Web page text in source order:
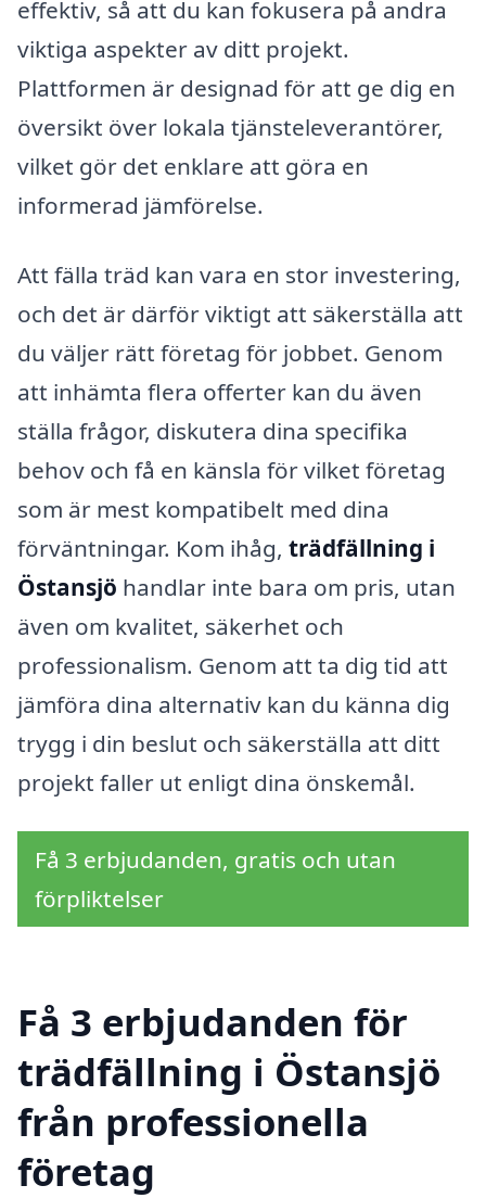
effektiv, så att du kan fokusera på andra
viktiga aspekter av ditt projekt.
Plattformen är designad för att ge dig en
översikt över lokala tjänsteleverantörer,
vilket gör det enklare att göra en
informerad jämförelse.
Att fälla träd kan vara en stor investering,
och det är därför viktigt att säkerställa att
du väljer rätt företag för jobbet. Genom
att inhämta flera offerter kan du även
ställa frågor, diskutera dina specifika
behov och få en känsla för vilket företag
som är mest kompatibelt med dina
förväntningar. Kom ihåg, trädfällning i
Östansjö handlar inte bara om pris, utan
även om kvalitet, säkerhet och
professionalism. Genom att ta dig tid att
jämföra dina alternativ kan du känna dig
trygg i din beslut och säkerställa att ditt
projekt faller ut enligt dina önskemål.
Få 3 erbjudanden, gratis och utan
förpliktelser
Få 3 erbjudanden för
trädfällning i Östansjö
från professionella
företag